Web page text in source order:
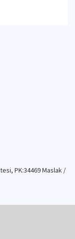
PK:34469 Maslak /